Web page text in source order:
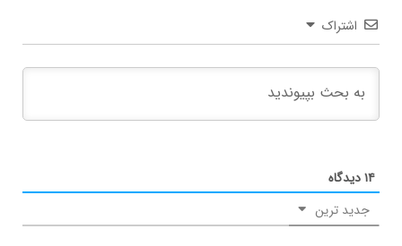
اشتراک
۱۴دیدگاه
جدید ترین